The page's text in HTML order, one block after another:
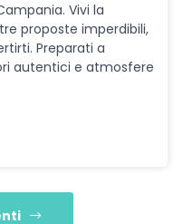
Vivi la
proposte imperdibili,
Preparati a
autentici e atmosfere